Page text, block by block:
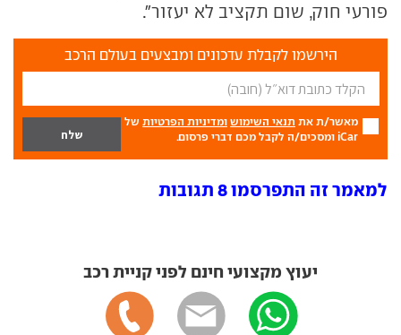
פורעי חוק, שום תקציב לא יעזור".
הירשמו לקבלת עדכונים ומבצעים בעולם הרכב
מאשר/ת את תנאי השימוש ומדיניות הפרטיות של
iCar ומסכים/ה לקבל מכם דברי פרסום.
למאמר זה התפרסמו 8 תגובות
יעוץ מקצועי חינם לפני קניית רכב